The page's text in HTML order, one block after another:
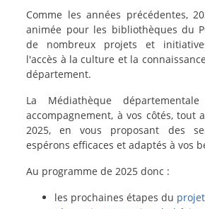
texte-
actu
Comme les années précédentes,
animée pour les bibliothèques du
de nombreux projets et
l'accès à la culture et la
département.
La Médiathèque
accompagnement, à vos côtés, tout
2025, en vous proposant des
espérons efficaces et adaptés à vos
Au programme de 2025 donc :
les prochaines étapes du